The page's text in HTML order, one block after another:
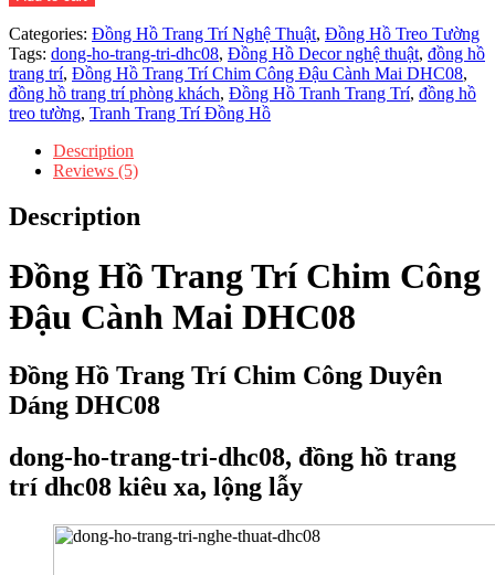
Trang
Trí
Chim
Công
Đậu
Cành
DHC08
quantity
Categories: Đồng Hồ Trang Trí Nghệ Thuật, Đồng Hồ Treo Tường
Tags: dong-ho-trang-tri-dhc08, Đồng Hồ Decor nghệ thuật, đồng hồ
trang trí, Đồng Hồ Trang Trí Chim Công Đậu Cành Mai DHC08,
đồng hồ trang trí phòng khách, Đồng Hồ Tranh Trang Trí, đồng hồ
treo tường, Tranh Trang Trí Đồng Hồ
Description
Reviews (5)
Description
Đồng Hồ Trang Trí Chim Công
Đậu Cành Mai DHC08
Đồng Hồ Trang Trí Chim Công Duyên
Dáng DHC08
dong-ho-trang-tri-dhc08, đồng hồ trang
trí dhc08 kiêu xa, lộng lẫy